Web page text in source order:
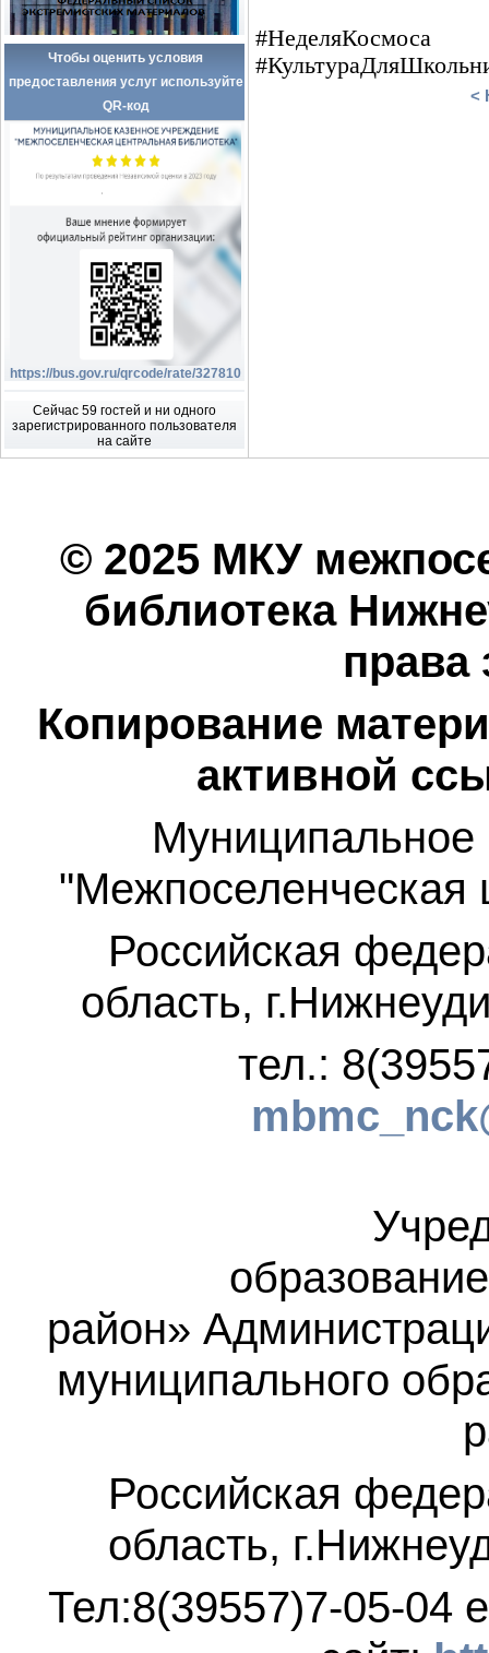
Чтобы оценить условия
предоставления услуг используйте
QR-код
https://bus.gov.ru/qrcode/rate/327810
Сейчас 59 гостей и ни одного
зарегистрированного пользователя
на сайте
#НеделяКосмоса
<
© 2025 МКУ
библиотека
Копирование
активной
Муниципальное
"Межпоселенческая
Российская
область,
тел.:
район»
муниципального
Российская
область,
Тел:8(39557)7-05-04